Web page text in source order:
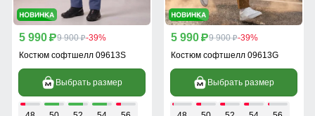
5 990 p9 900 p-39%
Костюм софтшелл 09613S
Выбрать размер
5 990 p9 900 p-39%
Костюм софтшелл 09613G
Выбрать размер